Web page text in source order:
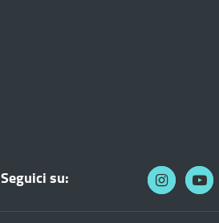
Seguici su: